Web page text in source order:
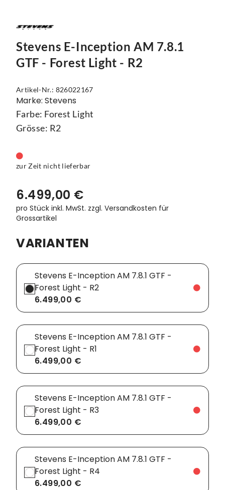
Reflex-Produkte
Regenbekleidung
Schuhe
Socken
Streetwear
Trikots
Westen
Urban
Kurbelgarnituren
Laufräder
Lenker
Naben
Pedale
Sättel
Ständer
Steuersätze
Vorbauten
Zahnkränze
Flaschenhalter
Gepäckträger
Kettenschutz
Kindersitze
Klingeln & Hupen
Pumpen
Schutzbleche
Single Speed
Smartphonehalter
Spiegel
Taschen
Trainingsrollen
Wandhalterung
Stevens E-Inception AM 7.8.1
GTF - Forest Light - R2
Artikel-Nr.: 826022167
Marke: Stevens
Farbe: Forest Light
Grösse: R2
zur Zeit nicht lieferbar
6.499,00 €
pro Stück inkl. MwSt. zzgl. Versandkosten für
Grossartikel
VARIANTEN
Stevens E-Inception AM 7.8.1 GTF -
Forest Light - R2
6.499,00 €
Stevens E-Inception AM 7.8.1 GTF -
Forest Light - R1
6.499,00 €
Stevens E-Inception AM 7.8.1 GTF -
Forest Light - R3
6.499,00 €
Stevens E-Inception AM 7.8.1 GTF -
Forest Light - R4
6.499,00 €